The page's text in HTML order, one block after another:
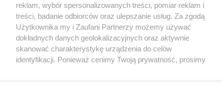
Nie zapomnij
zapoznać się z:
polityką prywatności regulamin korzystania z portali
Twojemiasto
Piekary Śląskie
Chorzów
Tarnowskie Góry
Skontaktuj sięz nami
Kontakt
Wydawca
Redakcja
reklam, wybór spersonalizowanych treści, pomiar reklam i
treści, badanie odbiorców oraz ulepszanie usług. Za zgodą
Użytkownika my i Zaufani Partnerzy możemy używać
dokładnych danych geolokalizacyjnych oraz aktywnie
skanować charakterystykę urządzenia do celów
identyfikacji. Ponieważ cenimy Twoją prywatność, prosimy